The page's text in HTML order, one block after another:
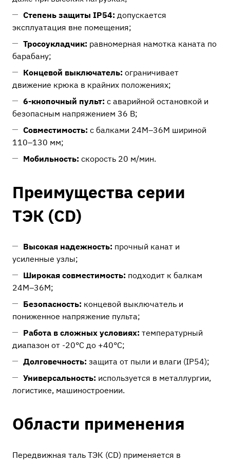
Степень защиты IP54: допускается
эксплуатация вне помещения;
Тросоукладчик: равномерная намотка каната по
барабану;
Концевой выключатель: ограничивает
движение крюка в крайних положениях;
6-кнопочный пульт: с аварийной остановкой и
безопасным напряжением 36 В;
Совместимость: с балками 24М–36М шириной
110–130 мм;
Мобильность: скорость 20 м/мин.
Преимущества серии
ТЭК (CD)
Высокая надежность: прочный канат и
усиленные узлы;
Широкая совместимость: подходит к балкам
24М–36М;
Безопасность: концевой выключатель и
пониженное напряжение пульта;
Работа в сложных условиях: температурный
диапазон от -20°C до +40°C;
Долговечность: защита от пыли и влаги (IP54);
Универсальность: используется в металлургии,
логистике, машиностроении.
Области применения
Передвижная таль ТЭК (CD) применяется в